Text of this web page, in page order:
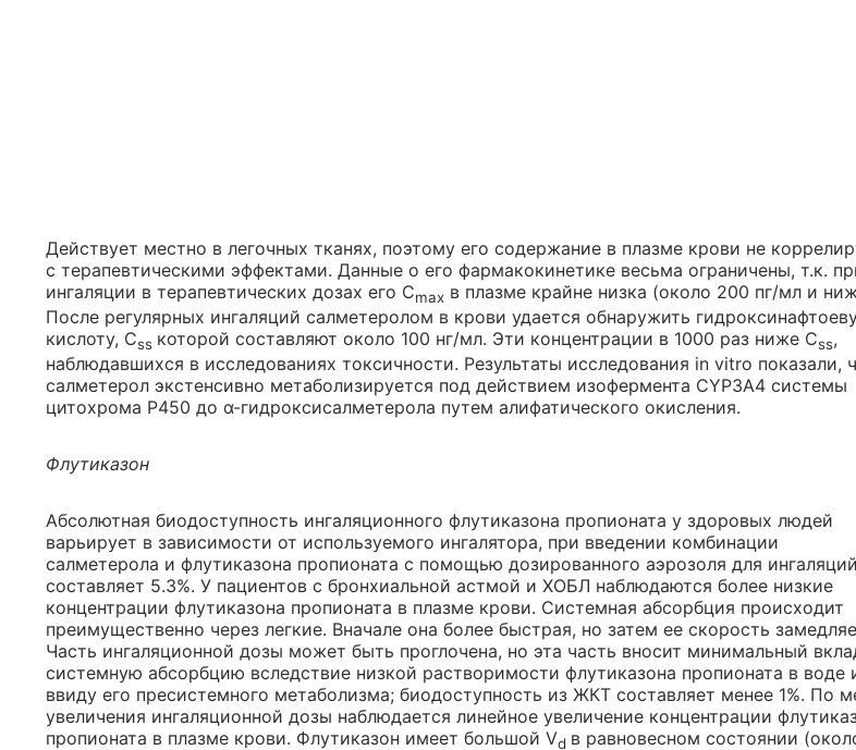
Действует местно в легочных тканях, поэтому его содержание в плазме крови не
с терапевтическими эффектами. Данные о его фармакокинетике весьма ограничены, т.к.
ингаляции в терапевтических дозах его Cmax в плазме крайне низка (около 200 пг/мл и
После регулярных ингаляций салметеролом в крови удается обнаружить
кислоту, Css которой составляют около 100 нг/мл. Эти концентрации в 1000 раз ниже Css,
наблюдавшихся в исследованиях токсичности. Результаты исследования in vitro показали,
салметерол экстенсивно метаболизируется под действием изофермента CYP3A4 системы
цитохрома Р450 до α-гидроксисалметерола путем алифатического окисления.
Флутиказон
Абсолютная биодоступность ингаляционного флутиказона пропионата у здоровых людей
варьирует в зависимости от используемого ингалятора, при введении комбинации
салметерола и флутиказона пропионата с помощью дозированного аэрозоля для
составляет 5.3%. У пациентов с бронхиальной астмой и ХОБЛ наблюдаются более низкие
концентрации флутиказона пропионата в плазме крови. Системная абсорбция происходит
преимущественно через легкие. Вначале она более быстрая, но затем ее скорость
Часть ингаляционной дозы может быть проглочена, но эта часть вносит минимальный
системную абсорбцию вследствие низкой растворимости флутиказона пропионата в воде
ввиду его пресистемного метаболизма; биодоступность из ЖКТ составляет менее 1%. По
увеличения ингаляционной дозы наблюдается линейное увеличение концентрации
пропионата в плазме крови. Флутиказон имеет большой Vd в равновесном состоянии